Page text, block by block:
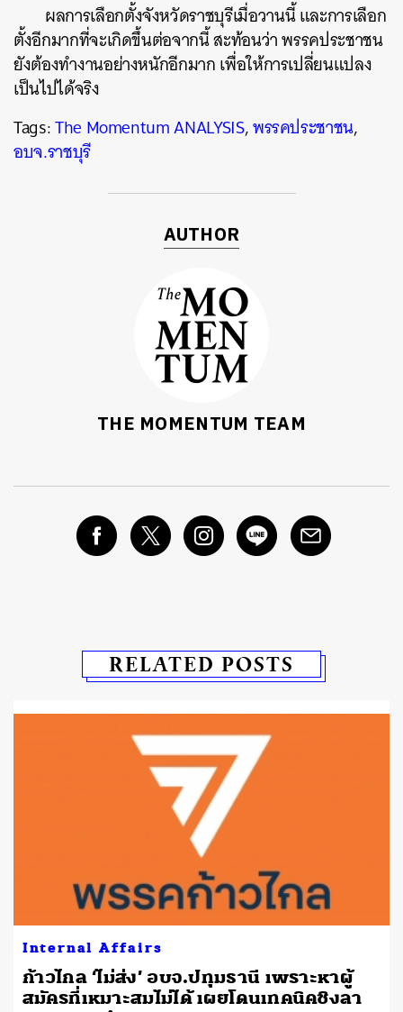
ผลการเลือกตั้งจังหวัดราชบุรีเมื่อวานนี้ และการเลือก
ตั้งอีกมากที่จะเกิดขึ้นต่อจากนี้ สะท้อนว่า พรรคประชาชน
ยังต้องทำงานอย่างหนักอีกมาก เพื่อให้การเปลี่ยนแปลง
เป็นไปได้จริง
Tags:The Momentum ANALYSIS,พรรคประชาชน,
อบจ.ราชบุรี
AUTHOR
THE MOMENTUM TEAM
RELATED POSTS
Internal Affairs
ก้าวไกล ‘ไม่ส่ง’ อบจ.ปทุมธานี เพราะหาผู้
สมัครที่เหมาะสมไม่ได้ เผยโดนเทคนิคชิงลา